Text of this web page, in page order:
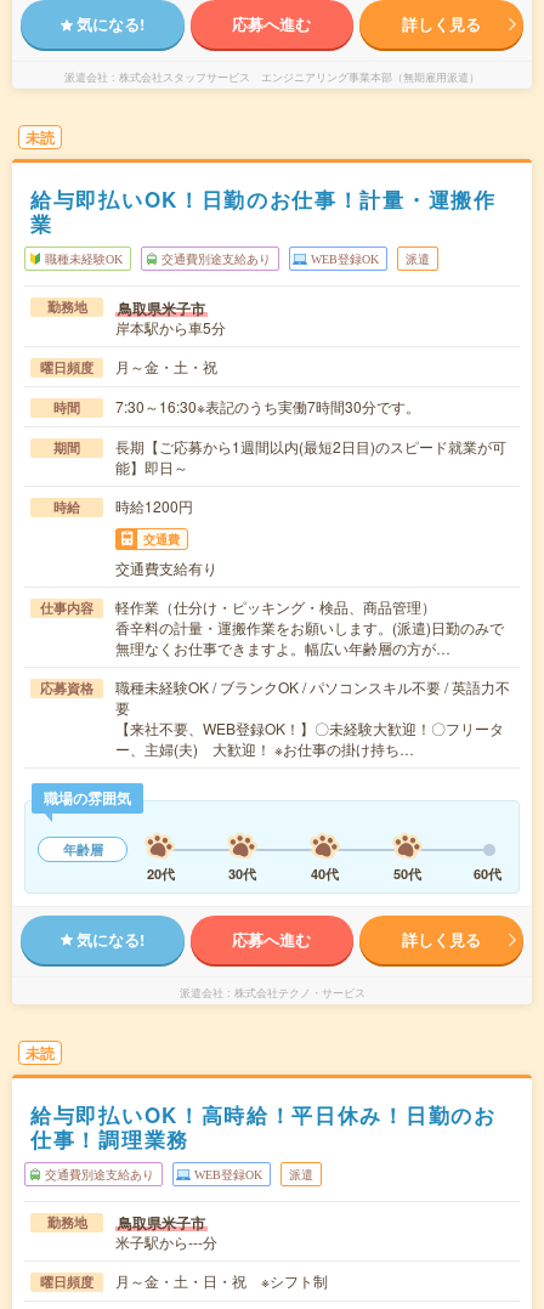
気になる! 応募へ進む 詳しく見る
派遣会社 株式会社スタッフサービス エンジニアリング事業本部（無期雇用派遣）
未読
給与即払いOK！日勤のお仕事！計量・運搬作
業
職種未経験OK 交通費別途支給あり WEB登録OK 派遣
勤務地 鳥取県米子市
岸本駅から車5分
曜日頻度 月～金・土・祝
時間 7:30～16:30※表記のうち実働7時間30分です。
期間
長期【ご応募から1週間以内(最短2日目)のスピード就業が可
能】即日～
時給 時給1200円
交通費
交通費支給有り
仕事内容
軽作業（仕分け・ピッキング・検品、商品管理）
香辛料の計量・運搬作業をお願いします。(派遣)日勤のみで
無理なくお仕事できますよ。幅広い年齢層の方が…
応募資格
職種未経験OK / ブランクOK / パソコンスキル不要 / 英語力不
要
【来社不要、WEB登録OK！】〇未経験大歓迎！〇フリータ
ー、主婦(夫) 大歓迎！ ※お仕事の掛け持ち…
職場の雰囲気
年齢層
20代
30代 40代 50代 60代
気になる! 応募へ進む 詳しく見る
派遣会社 株式会社テクノ・サービス
未読
給与即払いOK！高時給！平日休み！日勤のお
仕事！調理業務
交通費別途支給あり WEB登録OK 派遣
勤務地 鳥取県米子市
米子駅から---分
曜日頻度 月～金・土・日・祝 ※シフト制